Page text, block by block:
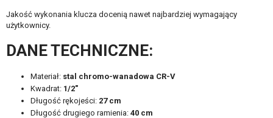
Jakość wykonania klucza docenią nawet najbardziej wymagający
użytkownicy.
DANE TECHNICZNE:
Materiał: stal chromo-wanadowa CR-V
Kwadrat: 1/2"
Długość rękojeści: 27 cm
Długość drugiego ramienia: 40 cm